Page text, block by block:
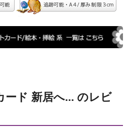
ード 新居へ... のレビ